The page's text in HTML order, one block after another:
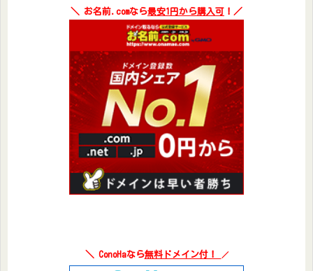
＼ お名前.comなら最安1円から購入可 ！ ／
＼ ConoHaなら無料ドメイン付！ ／